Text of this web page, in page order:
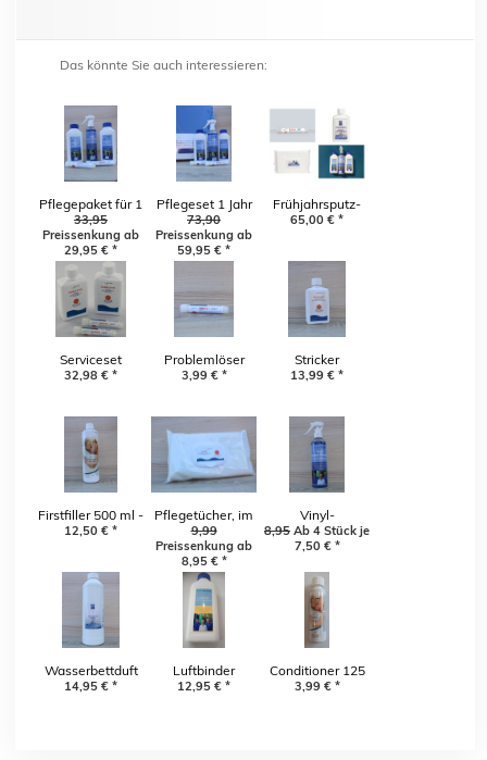
Das könnte Sie auch interessieren:
Pflegepaket für 1
Jahr inkl. 2 x
Problemlöser
Optiwet GRATIS
33,95
Preissenkung ab
29,95 € *
Pflegeset 1 Jahr
inkl. 1
Spannbettlaken
(2 Optiwet
73,90
Preissenkung ab
59,95 € *
Frühjahrsputz-
Paket
65,00 € *
Serviceset
Luftbildung
32,98 € *
Problemlöser
gegen
3,99 € *
Stricker
Aquashock -
13,99 € *
Firstfiller 500 ml -
bei jeder
12,50 € *
Pflegetücher, im
Handumdrehen
ein sauberes Bett
9,99
Preissenkung ab
8,95 € *
Vinyl-
Pflegespray
8,95 Ab 4 Stück je
7,50 € *
Wasserbettduft
Lavendel, Vanille,
14,95 € *
Luftbinder
12,95 € *
Conditioner 125
ml für 1/2 Jahr
3,99 € *